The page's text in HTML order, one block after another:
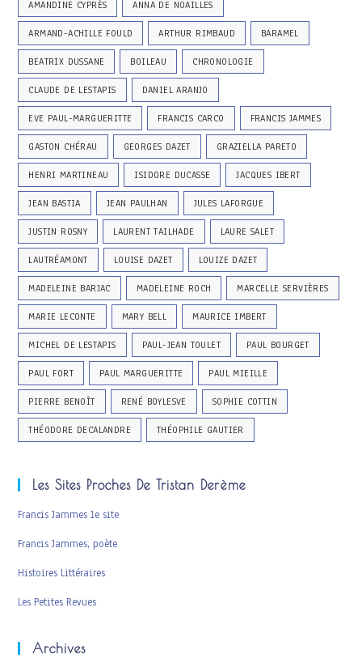
AMANDINE CYPRÈS ANNA DE NOAILLES
ARMAND-ACHILLE FOULD ARTHUR RIMBAUD BARAMEL
BEATRIX DUSSANE BOILEAU CHRONOLOGIE
CLAUDE DE LESTAPIS DANIEL ARANJO
EVE PAUL-MARGUERITTE FRANCIS CARCO FRANCIS JAMMES
GASTON CHÉRAU GEORGES DAZET GRAZIELLA PARETO
HENRI MARTINEAU ISIDORE DUCASSE JACQUES IBERT
JEAN BASTIA JEAN PAULHAN JULES LAFORGUE
JUSTIN ROSNY LAURENT TAILHADE LAURE SALET
LAUTRÉAMONT LOUISE DAZET LOUIZE DAZET
MADELEINE BARJAC MADELEINE ROCH MARCELLE SERVIÈRES
MARIE LECONTE MARY BELL MAURICE IMBERT
MICHEL DE LESTAPIS PAUL-JEAN TOULET PAUL BOURGET
PAUL FORT PAUL MARGUERITTE PAUL MIEILLE
PIERRE BENOÎT RENÉ BOYLESVE SOPHIE COTTIN
THÉODORE DECALANDRE THÉOPHILE GAUTIER
Les Sites Proches De Tristan Derème
Francis Jammes le site
Francis Jammes, poète
Histoires Littéraires
Les Petites Revues
Archives